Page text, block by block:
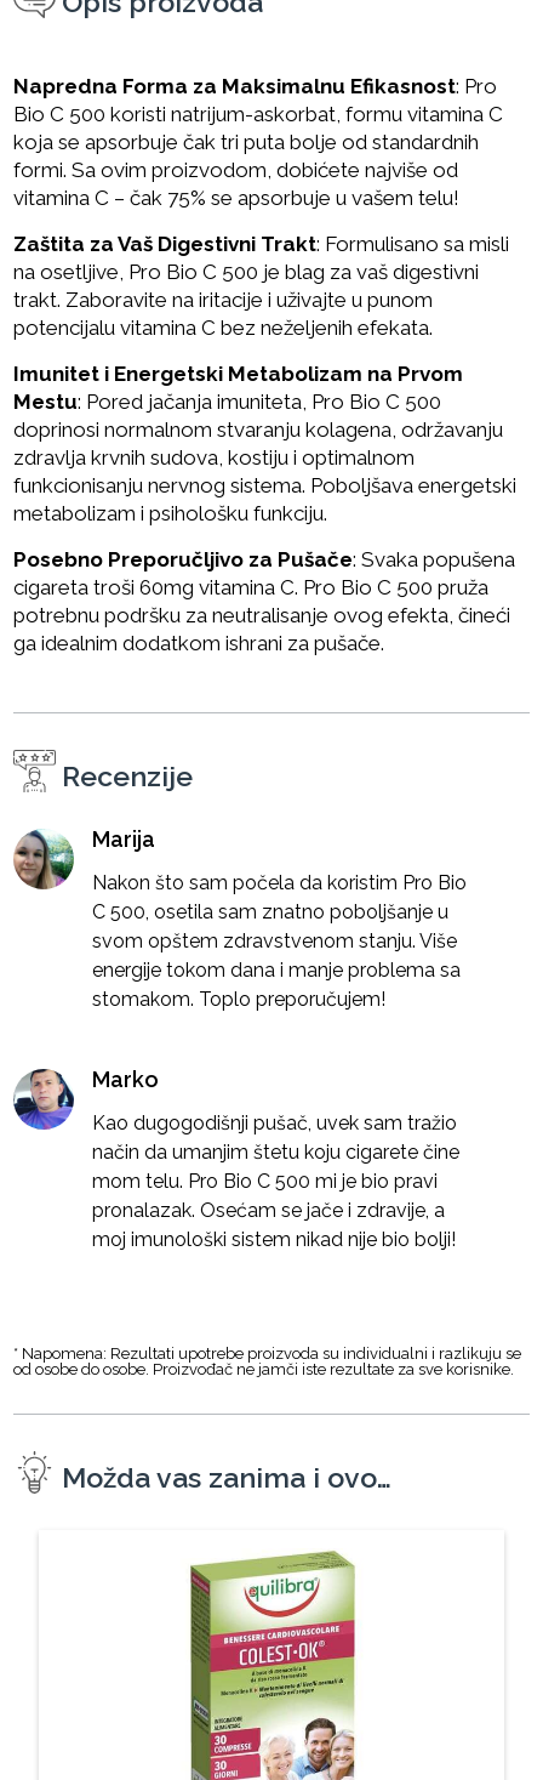
Napredna Forma za Maksimalnu Efikasnost: Pro
Bio C 500 koristi natrijum-askorbat, formu vitamina C
koja se apsorbuje čak tri puta bolje od standardnih
formi. Sa ovim proizvodom, dobićete najviše od
vitamina C – čak 75% se apsorbuje u vašem telu!
Zaštita za Vaš Digestivni Trakt: Formulisano sa misli
na osetljive, Pro Bio C 500 je blag za vaš digestivni
trakt. Zaboravite na iritacije i uživajte u punom
potencijalu vitamina C bez neželjenih efekata.
Imunitet i Energetski Metabolizam na Prvom
Mestu: Pored jačanja imuniteta, Pro Bio C 500
doprinosi normalnom stvaranju kolagena, održavanju
zdravlja krvnih sudova, kostiju i optimalnom
funkcionisanju nervnog sistema. Poboljšava energetski
metabolizam i psihološku funkciju.
Posebno Preporučljivo za Pušače: Svaka popušena
cigareta troši 60mg vitamina C. Pro Bio C 500 pruža
potrebnu podršku za neutralisanje ovog efekta, čineći
ga idealnim dodatkom ishrani za pušače.
Recenzije
Marija
Nakon što sam počela da koristim Pro Bio
C 500, osetila sam znatno poboljšanje u
svom opštem zdravstvenom stanju. Više
energije tokom dana i manje problema sa
stomakom. Toplo preporučujem!
Marko
Kao dugogodišnji pušač, uvek sam tražio
način da umanjim štetu koju cigarete čine
mom telu. Pro Bio C 500 mi je bio pravi
pronalazak. Osećam se jače i zdravije, a
moj imunološki sistem nikad nije bio bolji!
* Napomena: Rezultati upotrebe proizvoda su individualni i razlikuju se
od osobe do osobe. Proizvođač ne jamči iste rezultate za sve korisnike.
Možda vas zanima i ovo…